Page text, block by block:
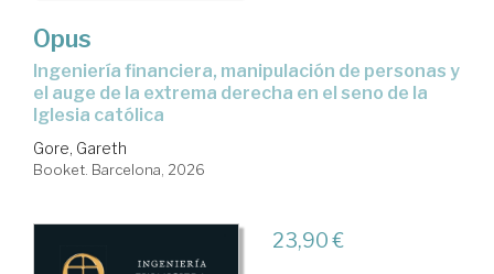
Opus
Ingeniería financiera, manipulación de personas y
el auge de la extrema derecha en el seno de la
Iglesia católica
Gore, Gareth
Booket. Barcelona, 2026
23,90 €